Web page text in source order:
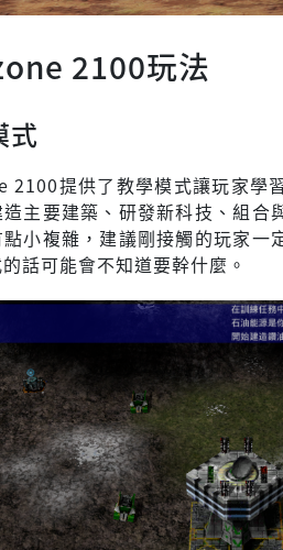
2100玩法
式
2100提供了教學模式讓玩家學
主要建築、研發新科技、組
小複雜，建議剛接觸的玩家
話可能會不知道要幹什麼。